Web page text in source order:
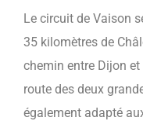
Le circuit de Vaison
35 kilomètres de
chemin entre Dijon
route des deux
également adapté